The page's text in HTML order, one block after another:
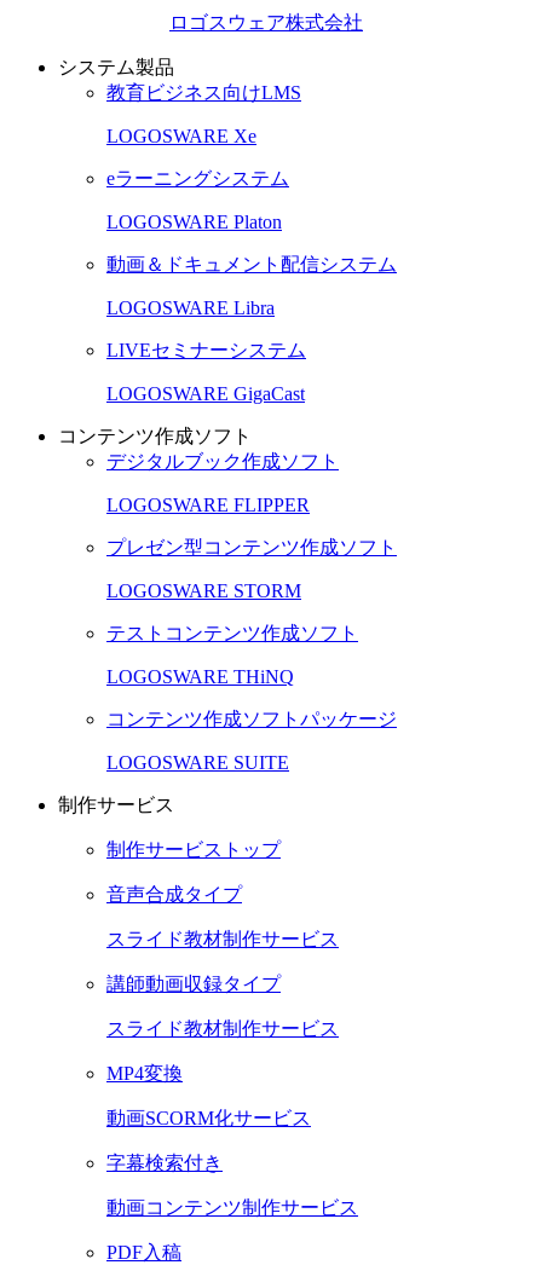
ロゴスウェア株式会社
システム製品
教育ビジネス向けLMS
LOGOSWARE Xe
eラーニングシステム
LOGOSWARE Platon
動画＆ドキュメント配信システム
LOGOSWARE Libra
LIVEセミナーシステム
LOGOSWARE GigaCast
コンテンツ作成ソフト
デジタルブック作成ソフト
LOGOSWARE FLIPPER
プレゼン型コンテンツ作成ソフト
LOGOSWARE STORM
テストコンテンツ作成ソフト
LOGOSWARE THiNQ
コンテンツ作成ソフトパッケージ
LOGOSWARE SUITE
制作サービス
制作サービストップ
音声合成タイプ
スライド教材制作サービス
講師動画収録タイプ
スライド教材制作サービス
MP4変換
動画SCORM化サービス
字幕検索付き
動画コンテンツ制作サービス
PDF入稿